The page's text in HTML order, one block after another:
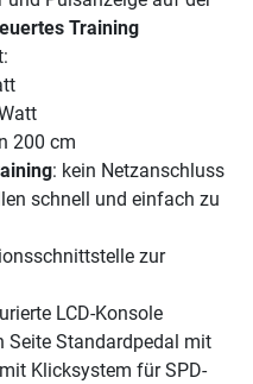
Training
200 cm
: kein Netzanschluss
schnell und einfach zu
zur
LCD-Konsole
Seite Standardpedal mit
Klicksystem für SPD-